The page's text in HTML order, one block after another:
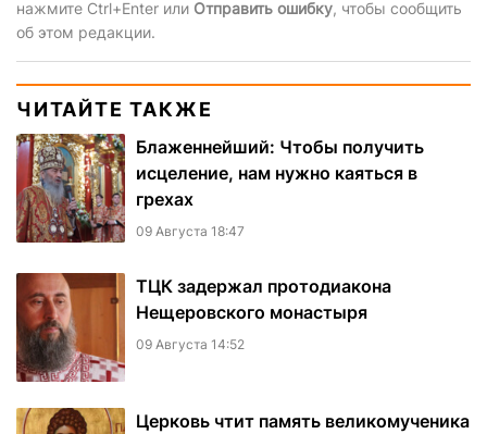
нажмите Ctrl+Enter или Отправить ошибку, чтобы сообщить
об этом редакции.
ЧИТАЙТЕ ТАКЖЕ
Блаженнейший: Чтобы получить
исцеление, нам нужно каяться в
грехах
09 Августа 18:47
ТЦК задержал протодиакона
Нещеровского монастыря
09 Августа 14:52
Церковь чтит память великомученика